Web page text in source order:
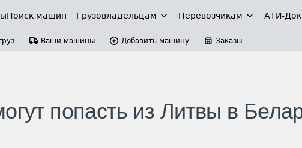
Поиск машин Грузовладельцам Перевозчикам АТИ-
Ваши машины Добавить машину Заказы
попасть из Литвы в